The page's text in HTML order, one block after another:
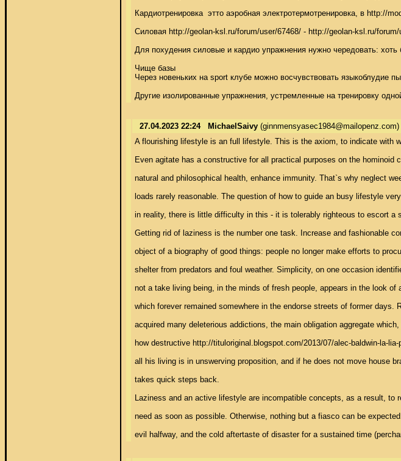
Кардиотренировка  этто аэробная электротермотренировка, в
Силовая http://geolan-ksl.ru/forum/user/67468/ - http://geolan-ksl.ru/
Для похудения силовые и кардио упражнения нужно чередовать:
Чище базы
Через новеньких на sport клубе можно восчувствовать языкоблудие
Другие изолированные упражнения, устремленные на тренировку
27.04.2023 22:24 MichaelSaivy (ginnmensyasec1984@mailopenz.com)
A flourishing lifestyle is an full lifestyle. This is the axiom, to indicate with
Even agitate has a constructive for all practical purposes on the hominoid
natural and philosophical health, enhance immunity. That`s why neglect
loads rarely reasonable. The question of how to guide an busy lifestyle
in reality, there is little difficulty in this - it is tolerably righteous to escort a
Getting rid of laziness is the number one task. Increase and fashionable
object of a biography of good things: people no longer make efforts to
shelter from predators and foul weather. Simplicity, on one occasion
not a take living being, in the minds of fresh people, appears in the look of
which forever remained somewhere in the endorse streets of former
acquired many deleterious addictions, the main obligation aggregate
how destructive http://tituloriginal.blogspot.com/2013/07/alec-baldwin-la-
all his living is in unswerving proposition, and if he does not move house
takes quick steps back.
Laziness and an active lifestyle are incompatible concepts, as a result, to
need as soon as possible. Otherwise, nothing but a fiasco can be
evil halfway, and the cold aftertaste of disaster for a sustained time